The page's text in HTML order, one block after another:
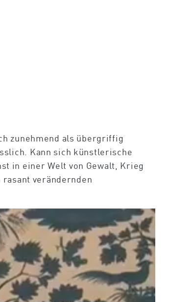
zunehmend als übergriffig
Kann sich künstlerische
in einer Welt von Gewalt, Krieg
verändernden